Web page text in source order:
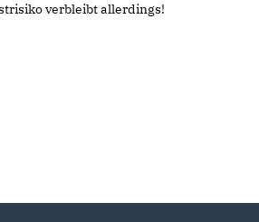
verbleibt allerdings!